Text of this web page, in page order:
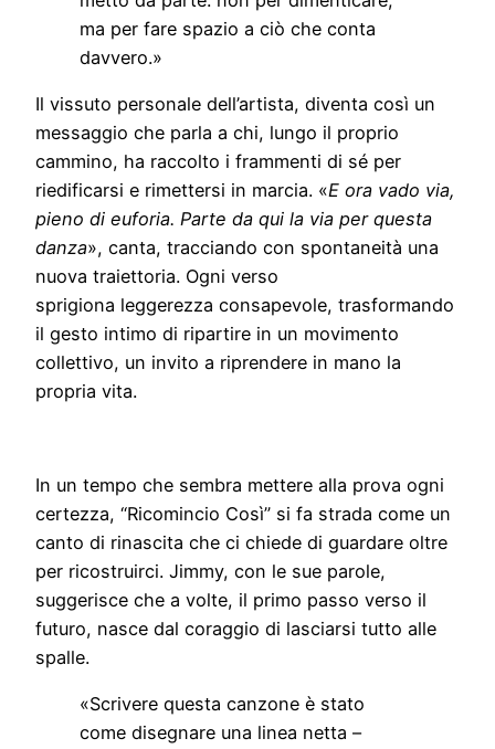
ma per fare spazio a ciò che conta
davvero.»
Il vissuto personale dell’artista, diventa così un
messaggio che parla a chi, lungo il proprio
cammino, ha raccolto i frammenti di sé per
riedificarsi e rimettersi in marcia. «E ora vado via,
pieno di euforia. Parte da qui la via per questa
danza», canta, tracciando con spontaneità una
nuova traiettoria. Ogni verso
sprigiona leggerezza consapevole, trasformando
il gesto intimo di ripartire in un movimento
collettivo, un invito a riprendere in mano la
propria vita.
In un tempo che sembra mettere alla prova ogni
certezza, “Ricomincio Così” si fa strada come un
canto di rinascita che ci chiede di guardare oltre
per ricostruirci. Jimmy, con le sue parole,
suggerisce che a volte, il primo passo verso il
futuro, nasce dal coraggio di lasciarsi tutto alle
spalle.
«Scrivere questa canzone è stato
come disegnare una linea netta –